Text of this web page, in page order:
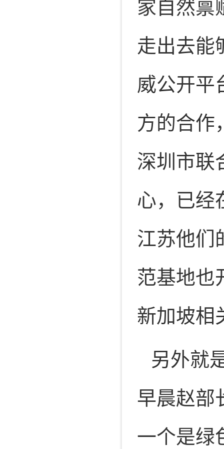
家自然禀
走出去能
威公开平
方的合作
深圳市联
心，已经
江苏他们
范基地也
新加坡相
另外就
早晨赵部
一个是绿